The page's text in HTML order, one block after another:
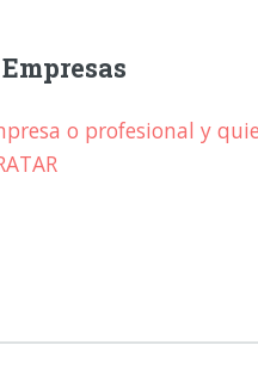
o profesional y